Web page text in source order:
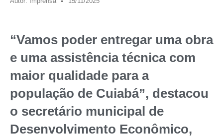
“Vamos poder entregar uma obra
e uma assistência técnica com
maior qualidade para a
população de Cuiabá”, destacou
o secretário municipal de
Desenvolvimento Econômico,